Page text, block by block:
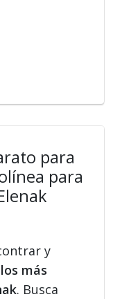
para
para
y
más
. Busca